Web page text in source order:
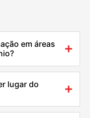
em áreas
lugar do